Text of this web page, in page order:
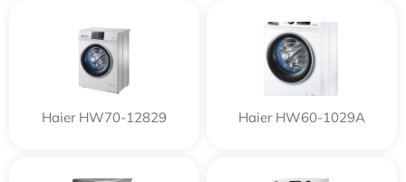
Haier HW70-12829 Haier HW60-1029A